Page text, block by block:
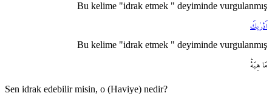
Bu kelime "idrak etmek " deyiminde vurgulanmış
اَدْرٰيكَ
Bu kelime "idrak etmek " deyiminde vurgulanmış
مَا هِيَهْۜ
Sen idrak edebilir misin, o (Haviye) nedir?